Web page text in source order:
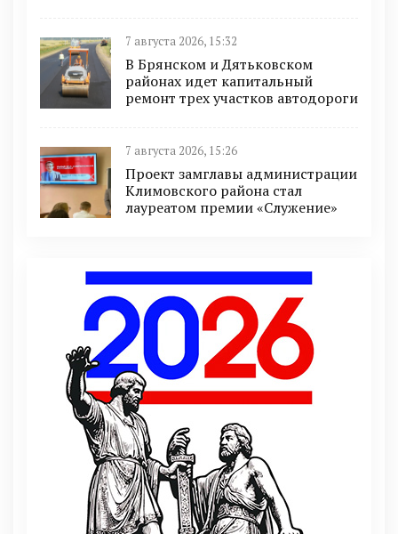
7 августа 2026, 15:32
В Брянском и Дятьковском
районах идет капитальный
ремонт трех участков автодороги
7 августа 2026, 15:26
Проект замглавы администрации
Климовского района стал
лауреатом премии «Служение»